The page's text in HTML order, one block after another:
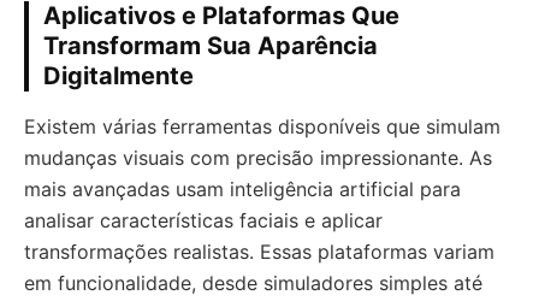
Aplicativos e Plataformas Que
Transformam Sua Aparência
Digitalmente
Existem várias ferramentas disponíveis que simulam
mudanças visuais com precisão impressionante. As
mais avançadas usam inteligência artificial para
analisar características faciais e aplicar
transformações realistas. Essas plataformas variam
em funcionalidade, desde simuladores simples até